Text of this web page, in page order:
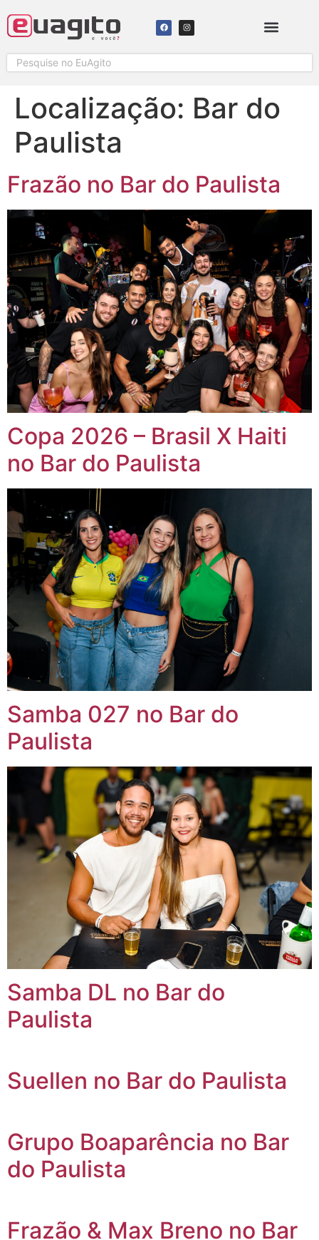
Localização: Bar do
Paulista
Frazão no Bar do Paulista
Copa 2026 – Brasil X Haiti
no Bar do Paulista
Samba 027 no Bar do
Paulista
Samba DL no Bar do
Paulista
Suellen no Bar do Paulista
Grupo Boaparência no Bar
do Paulista
Frazão & Max Breno no Bar